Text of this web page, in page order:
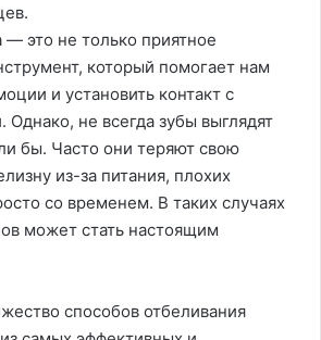
— это не только приятное
который помогает нам
и установить контакт с
не всегда зубы выглядят
бы. Часто они теряют свою
из-за питания, плохих
со временем. В таких случаях
может стать настоящим
способов отбеливания